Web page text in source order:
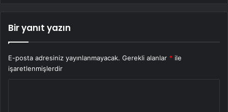
Bir yanıt yazın
E-posta adresiniz yayınlanmayacak. Gerekli alanlar * ile
işaretlenmişlerdir